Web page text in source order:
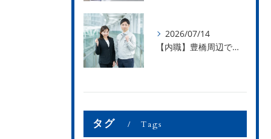
2026/07/14
【内職】豊橋周辺で内職のお仕事を探している方募集中！【内職さまのお声②】
タグ Tags